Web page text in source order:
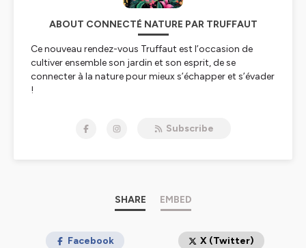
ABOUT CONNECTÉ NATURE PAR TRUFFAUT
Ce nouveau ren­dez-vous Truffaut est l’occasion de
cultiver en­semble son jardin et son esprit, de se
connecter à la nature pour mieux s’échapper et s’évader
!
vos connaissances du monde végétal.
Caroline Pons à la réalisation et la participation de
Jeanne Aleos à l’écriture. Enregistrements et
Subscribe
SHARE EMBED
Facebook X (Twitter)